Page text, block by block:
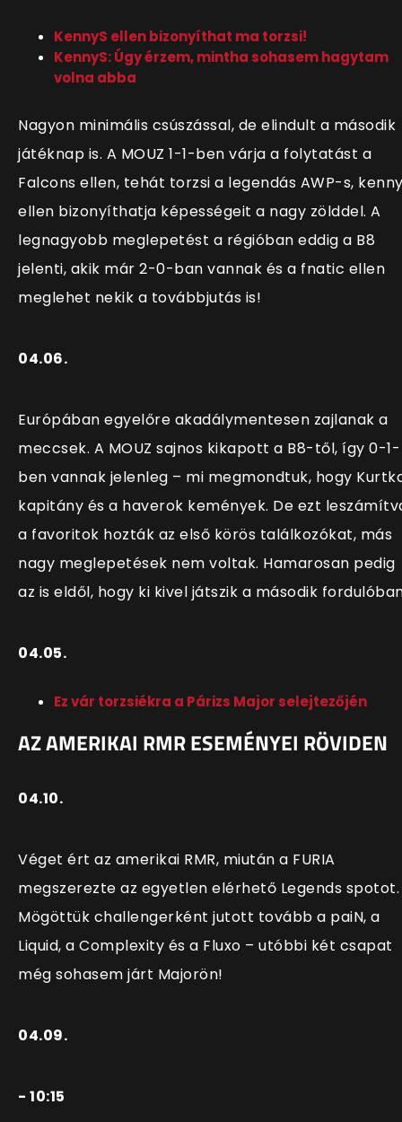
KennyS ellen bizonyíthat ma torzsi!
KennyS: Úgy érzem, mintha sohasem hagytam
volna abba
Nagyon minimális csúszással, de elindult a második
játéknap is. A MOUZ 1-1-ben várja a folytatást a
Falcons ellen, tehát torzsi a legendás AWP-s,
ellen bizonyíthatja képességeit a nagy zölddel. A
legnagyobb meglepetést a régióban eddig a B8
jelenti, akik már 2-0-ban vannak és a fnatic ellen
meglehet nekik a továbbjutás is!
04.06.
Európában egyelőre akadálymentesen zajlanak a
meccsek. A MOUZ sajnos kikapott a B8-től, így 0-1-
ben vannak jelenleg – mi megmondtuk, hogy
kapitány és a haverok kemények. De ezt
a favoritok hozták az első körös találkozókat, más
nagy meglepetések nem voltak. Hamarosan pedig
az is eldől, hogy ki kivel játszik a második
04.05.
Ez vár torzsiékra a Párizs Major selejtezőjén
AZ AMERIKAI RMR ESEMÉNYEI RÖVIDEN
04.10.
Véget ért az amerikai RMR, miután a FURIA
megszerezte az egyetlen elérhető Legends spotot.
Mögöttük challengerként jutott tovább a paiN, a
Liquid, a Complexity és a Fluxo – utóbbi két csapat
még sohasem járt Majorön!
04.09.
- 10:15